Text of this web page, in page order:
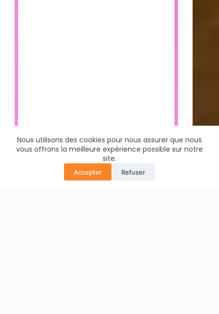
Nous utilisons des cookies pour nous assurer que nous
vous offrons la meilleure expérience possible sur notre
site.
Accepter Refuser